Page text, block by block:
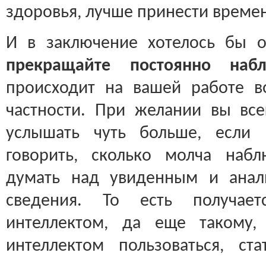
здоровья, лучше принести
И в заключение хотелось бы
прекращайте постоянно
происходит на вашей работе
частности. При желании вы
услышать чуть больше, если
говорить, сколько молча
думать над увиденным и
сведения. То есть
интеллектом, да еще
интеллектом пользоваться,